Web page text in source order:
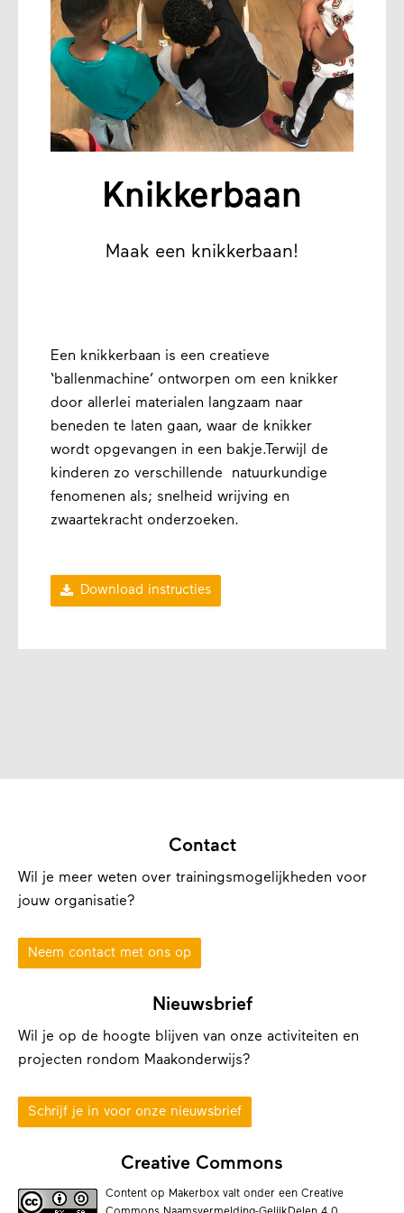
Knikkerbaan
Maak een knikkerbaan!
Een knikkerbaan is een creatieve
‘ballenmachine’ ontworpen om een knikker
door allerlei materialen langzaam naar
beneden te laten gaan, waar de knikker
wordt opgevangen in een bakje.Terwijl de
kinderen zo verschillende natuurkundige
fenomenen als; snelheid wrijving en
zwaartekracht onderzoeken.
 Download instructies
Contact
Wil je meer weten over trainingsmogelijkheden voor
jouw organisatie?
Neem contact met ons op
Nieuwsbrief
Wil je op de hoogte blijven van onze activiteiten en
projecten rondom Maakonderwijs?
Schrijf je in voor onze nieuwsbrief
Creative Commons
Content op Makerbox valt onder eenCreative